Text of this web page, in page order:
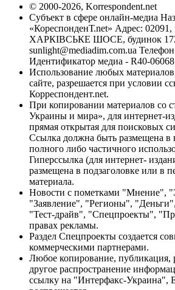
© 2000-2026, Korrespondent.net
Субъект в сфере онлайн-медиа
«КореспонденТ.net» Адрес: 02091,
ХАРКІВСЬКЕ ШОСЕ, будинок
sunlight@mediadim.com.ua
Идентификатор медиа - R40-06068
Использование любых
сайте, разрешается при условии
Корреспондент.net.
При копировании материалов со
Украины и мира», для интернет-
прямая открытая для поисковых
Ссылка должна быть размещена в
полного либо частичного
Гиперссылка (для интернет-
размещена в подзаголовке или в
материала.
Новости с пометками "Мнение",
"Заявление", "Регионы",
"Тест-драйв", "Спецпроекты",
правах рекламы.
Раздел Спецпроекты создается
коммерческими партнерами.
Любое копирование, публикация,
другое распространение
ссылку на "Интерфакс-Украина",